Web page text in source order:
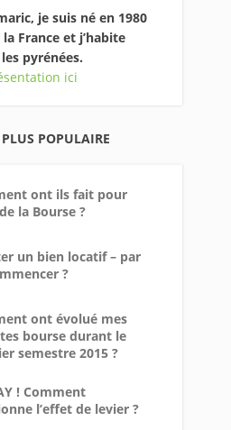
je suis né en 1980
France et j’habite
pyrénées.
ici
POPULAIRE
ont ils fait pour
la Bourse ?
un bien locatif – par
?
ont évolué mes
bourse durant le
semestre 2015 ?
! Comment
l’effet de levier ?